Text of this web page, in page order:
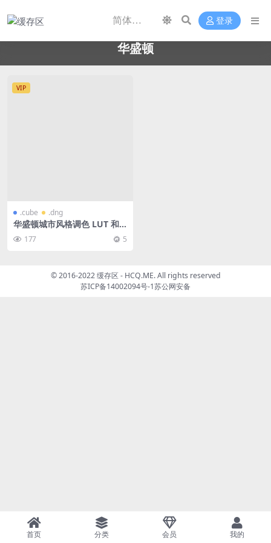
登录
华盛顿
VIP
.cube .dng
华盛顿城市风格调色 LUT 和L
R预设包 50 款
177 5
© 2016-2022 缓存区 - HCQ.ME. All rights reserved
苏ICP备14002094号-1苏公网安备
首页 分类 会员 我的